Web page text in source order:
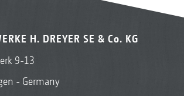
zweite Person oder
· 09/2018)
beidseitigem
H. DREYER SE & Co. KG
9-13
- Germany